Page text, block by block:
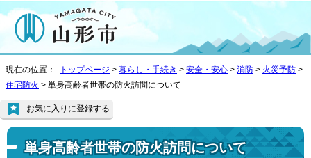
現在の位置： トップページ > 暮らし・手続き > 安全・安心 > 消防 > 火災予防 >
住宅防火 > 単身高齢者世帯の防火訪問について
単身高齢者世帯の防火訪問について
お気に入りに登録する